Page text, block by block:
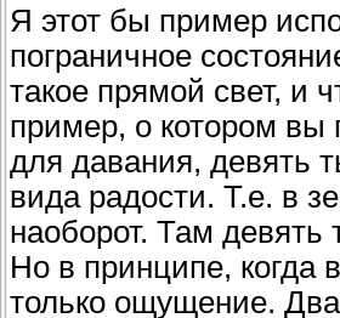
Я этот бы пример
пограничное
такое прямой свет, и
пример, о котором вы
для давания, девять
вида радости. Т.е. в
наоборот. Там девять
Но в принципе, когда
только ощущение.